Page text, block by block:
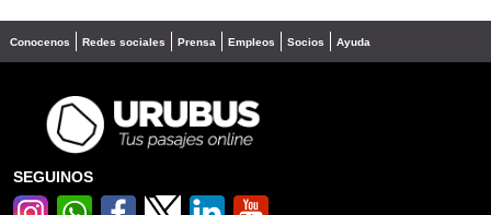
Conocenos Redes sociales Prensa Empleos Socios Ayuda
SEGUINOS